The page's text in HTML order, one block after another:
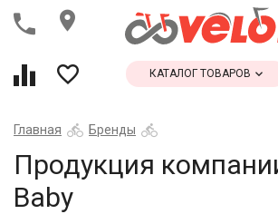
КАТАЛОГ ТОВАРОВ
Главная Бренды
Продукция
Baby